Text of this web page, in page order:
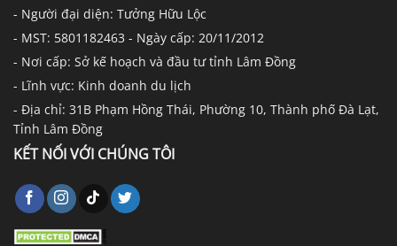
- Người đại diện: Tưởng Hữu Lộc
- MST: 5801182463 - Ngày cấp: 20/11/2012
- Nơi cấp: Sở kế hoạch và đầu tư tỉnh Lâm Đồng
- Lĩnh vực: Kinh doanh du lịch
- Địa chỉ: 31B Phạm Hồng Thái, Phường 10, Thành phố Đà Lạt,
Tỉnh Lâm Đồng
KẾT NỐI VỚI CHÚNG TÔI